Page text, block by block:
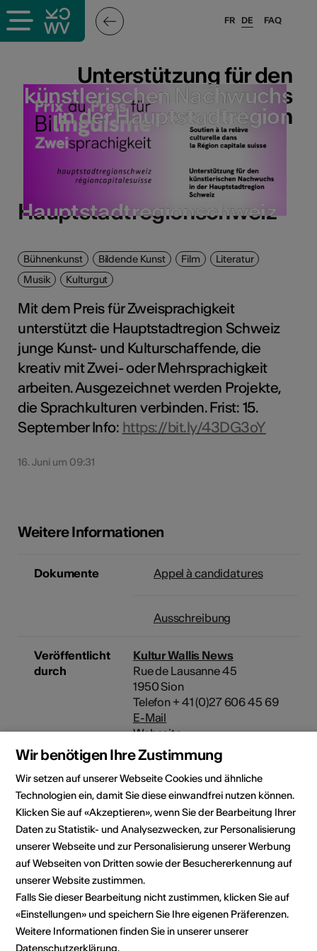
FAQ
FR DE
Unterstützung für den
künstlerischen Nachwuchs
in der Hauptstadtregion
Hauptstadtregionschweiz
Unterstützung für den
künstlerischen Nachwuchs
in der Hauptstadtregion
Hauptstadtregionschweiz
Bühnenkunst Bildende Kunst Film
Literatur
Musik
Kulturgut
Mit dem Preis für Zweisprachigkeit
unterstützt die Hauptstadtregion Schweiz
junge Kunst- und Kulturschaffende, die
kreativ mit Zwei- oder Mehrsprachigkeit
arbeiten. Ausgezeichnet werden Projekte,
die Sprachkulturen verbinden. Frist: 15.
September Info: https://bit.ly/43DG3oY
16. Juni um 09:31
Weitere Informationen
Dokumente Appel à candidatures
Ausschreibung
Veröffentlicht
durch
Kultur Wallis News
Rue de Lausanne 45
1950 Sion
Telefon + 41 (0)27 606 45 69
E-Mail
Webseite
Rubrik
Kulturbereich
Bühnenkunst, Bildende Kunst,
Film, Literatur, Musik, Kulturgut
Kategorie
Wettbewerbe /
Ausschreibungen
Wir benötigen Ihre Zustimmung
Wir setzen auf unserer Webseite Cookies und ähnliche
Technologien ein, damit Sie diese einwandfrei nutzen können.
Klicken Sie auf «Akzeptieren», wenn Sie der Bearbeitung Ihrer
Daten zu Statistik- und Analysezwecken, zur Personalisierung
unserer Webseite und zur Personalisierung unserer Werbung
auf Webseiten von Dritten sowie der Besuchererkennung auf
unserer Website zustimmen.
Falls Sie dieser Bearbeitung nicht zustimmen, klicken Sie auf
«Einstellungen» und speichern Sie Ihre eigenen Präferenzen.
Weitere Informationen finden Sie in unserer unserer
Datenschutzerklärung.